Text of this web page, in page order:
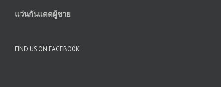
แว่นกันแดดผู้ชาย
FIND US ON FACEBOOK